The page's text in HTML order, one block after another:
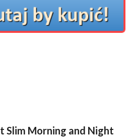
Slim Morning and Night